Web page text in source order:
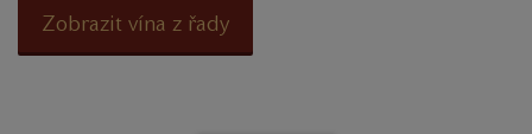
Zobrazit vína z řady